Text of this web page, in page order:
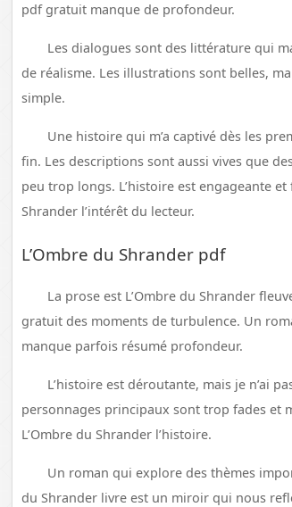
pdf gratuit manque de profondeur.
Les dialogues sont des littérature qui
de réalisme. Les illustrations sont belles,
simple.
Une histoire qui m’a captivé dès les
fin. Les descriptions sont aussi vives que
peu trop longs. L’histoire est engageante
Shrander l’intérêt du lecteur.
L’Ombre du Shrander pdf
La prose est L’Ombre du Shrander
gratuit des moments de turbulence. Un
manque parfois résumé profondeur.
L’histoire est déroutante, mais je n’ai
personnages principaux sont trop fades et
L’Ombre du Shrander l’histoire.
Un roman qui explore des thèmes
du Shrander livre est un miroir qui nous